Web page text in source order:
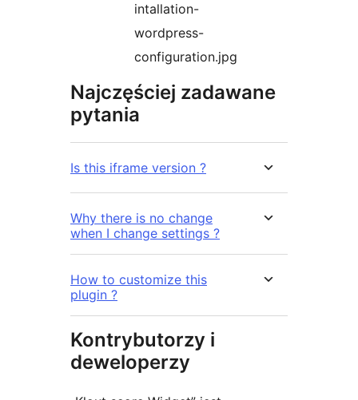
intallation-
wordpress-
configuration.jpg
Najczęściej zadawane
pytania
Is this iframe version ?
Why there is no change
when I change settings ?
How to customize this
plugin ?
Kontrybutorzy i
deweloperzy